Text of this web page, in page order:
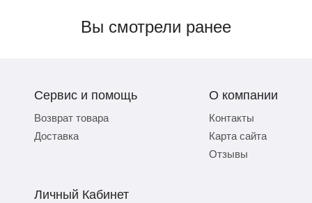
Вы смотрели ранее
Сервис и помощь
Возврат товара
Доставка
О компании
Контакты
Карта сайта
Отзывы
Личный Кабинет